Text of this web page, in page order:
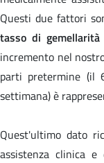
Questi due fattori
tasso di gemellarità
incremento nel
parti pretermine (il
settimana) è
Quest'ultimo dato
assistenza clinica